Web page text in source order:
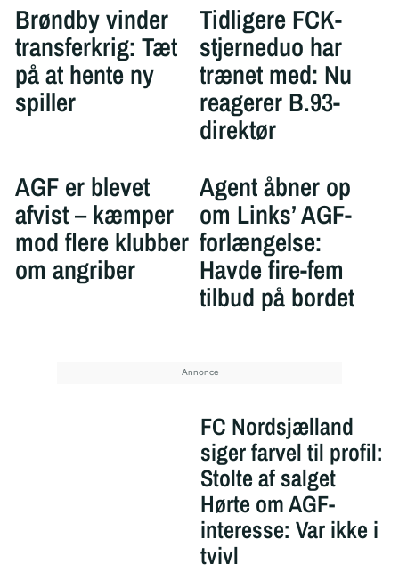
Brøndby vinder
transferkrig: Tæt
på at hente ny
spiller
Tidligere FCK-
stjerneduo har
trænet med: Nu
reagerer B.93-
direktør
AGF er blevet
afvist – kæmper
mod flere klubber
om angriber
Agent åbner op
om Links’ AGF-
forlængelse:
Havde fire-fem
tilbud på bordet
FC Nordsjælland
siger farvel til profil:
Stolte af salget
Hørte om AGF-
interesse: Var ikke i
tvivl